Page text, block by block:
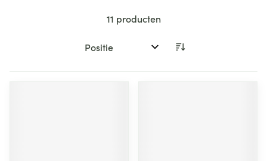
11 producten
Sorteer op: